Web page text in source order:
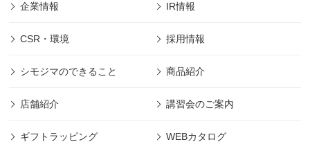
企業情報 IR情報
CSR・環境 採用情報
シモジマのできること 商品紹介
店舗紹介 講習会のご案内
ギフトラッピング WEBカタログ